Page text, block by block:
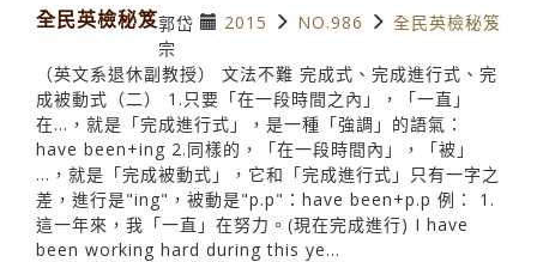
全民英檢秘笈 2015 NO.986 全民英檢秘笈
郭岱
宗
（英文系退休副教授） 文法不難 完成式、完成進行式、完
成被動式（二） 1.只要「在一段時間之內」，「一直」
在…，就是「完成進行式」，是一種「強調」的語氣：
have been+ing 2.同樣的，「在一段時間內」，「被」
…，就是「完成被動式」，它和「完成進行式」只有一字之
差，進行是"ing"，被動是"p.p"：have been+p.p 例： 1.
這一年來，我「一直」在努力。(現在完成進行) I have
been working hard during this ye...